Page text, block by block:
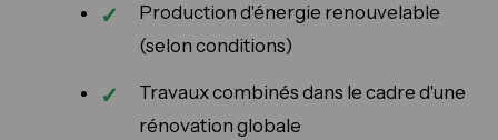
Production d'énergie renouvelable
(selon conditions)
Travaux combinés dans le cadre d'une
rénovation globale